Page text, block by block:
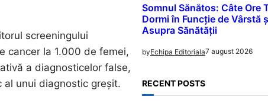
screeningului
cancer la 1.000 de femei,
a diagnosticelor false,
al unui diagnostic greșit.
Somnul Sănătos: Câte Ore
Dormi în Funcție de Vârstă
Asupra Sănătății
byEchipa Editoriala7 august 2026
RECENT POSTS